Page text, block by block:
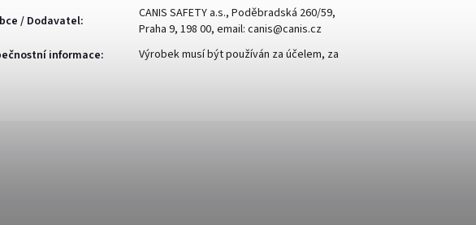
/ Dodavatel:
CANIS SAFETY a.s., Poděbradská 260/59,
Praha 9, 198 00, email: canis@canis.cz
informace: Výrobek musí být používán za účelem, za